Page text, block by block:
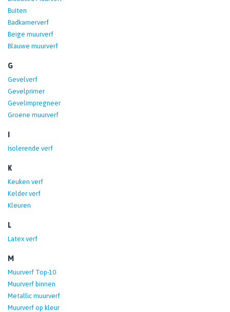
Buiten
Badkamerverf
Beige muurverf
Blauwe muurverf
G
Gevelverf
Gevelprimer
Gevelimpregneer
Groene muurverf
I
Isolerende verf
K
Keuken verf
Kelder verf
Kleuren
L
Latex verf
M
Muurverf Top-10
Muurverf binnen
Metallic muurverf
Muurverf op kleur